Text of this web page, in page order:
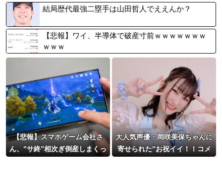
結局歴代最強二塁手は山田哲人でええんか？
【悲報】ワイ、半導体で破産寸前ｗｗｗｗｗｗｗ
ｗｗｗ
【悲報】スマホゲーム会社さ
ん、”サ終”相次ぎ倒産しまくっ
大人気声優・岡咲美保ちゃんに
寄せられた″お祝イイ！！コメ